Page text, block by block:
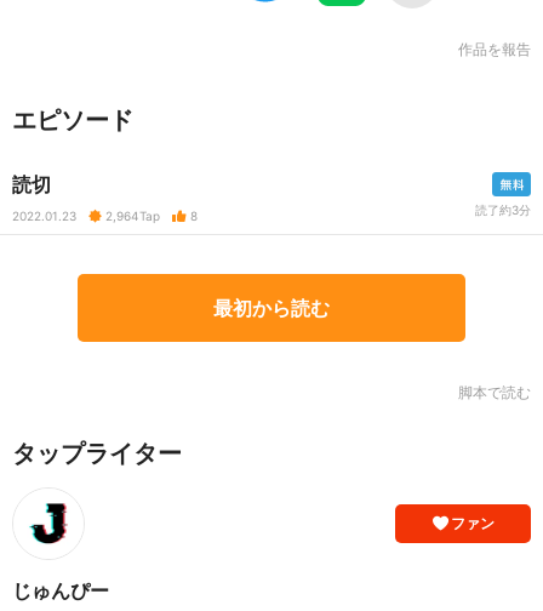
作品を報告
エピソード
読切
2022.01.23 2,964Tap 8 読了約3分
最初から読む
脚本で読む
タップライター
ファン
じゅんぴー